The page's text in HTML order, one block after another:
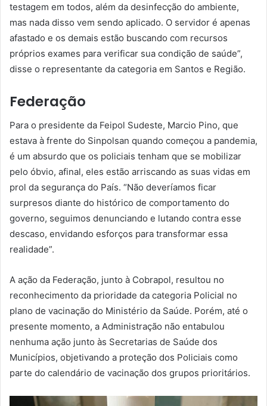
testagem em todos, além da desinfecção do ambiente,
mas nada disso vem sendo aplicado. O servidor é apenas
afastado e os demais estão buscando com recursos
próprios exames para verificar sua condição de saúde”,
disse o representante da categoria em Santos e Região.
Federação
Para o presidente da Feipol Sudeste, Marcio Pino, que
estava à frente do Sinpolsan quando começou a pandemia,
é um absurdo que os policiais tenham que se mobilizar
pelo óbvio, afinal, eles estão arriscando as suas vidas em
prol da segurança do País. “Não deveríamos ficar
surpresos diante do histórico de comportamento do
governo, seguimos denunciando e lutando contra esse
descaso, envidando esforços para transformar essa
realidade”.
A ação da Federação, junto à Cobrapol, resultou no
reconhecimento da prioridade da categoria Policial no
plano de vacinação do Ministério da Saúde. Porém, até o
presente momento, a Administração não entabulou
nenhuma ação junto às Secretarias de Saúde dos
Municípios, objetivando a proteção dos Policiais como
parte do calendário de vacinação dos grupos prioritários.